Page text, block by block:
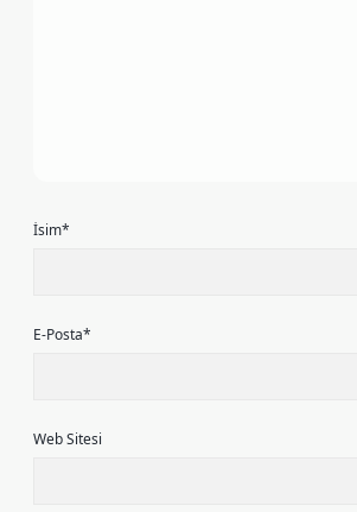
İsim*
E-Posta*
Web Sitesi